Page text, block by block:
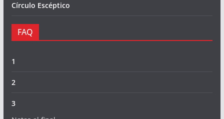
Círculo Escéptico
FAQ
1
2
3